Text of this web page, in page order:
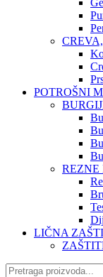
POTROŠNI
REZNE
LIČNA